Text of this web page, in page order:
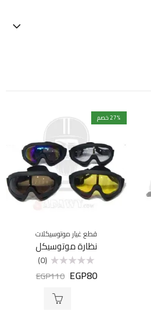
27% خصم
قطع غيار موتوسيكلات
نظارة موتوسيكل
التقييم
(0)
EGP80
EGP110